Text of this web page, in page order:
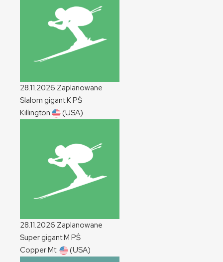
28.11.2026 Zaplanowane
Slalom gigantKPŚ
Killington
(USA)
28.11.2026 Zaplanowane
Super gigantM PŚ
Copper Mt.
(USA)